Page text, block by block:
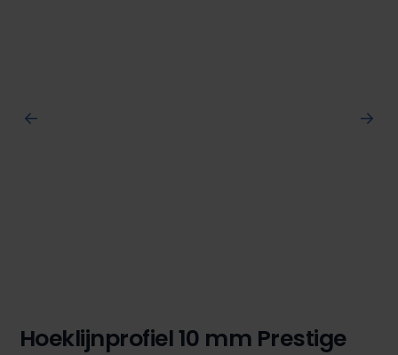
Hoeklijnprofiel 10 mm Prestige